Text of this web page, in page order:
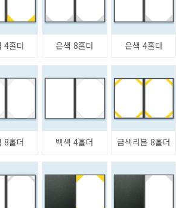
4홀더 은색 8홀더 은색 4홀더
8홀더 백색 4홀더 금색리본 8홀더